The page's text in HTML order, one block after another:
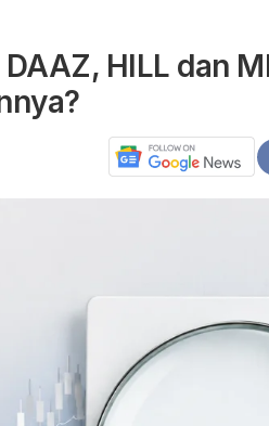
HILL dan